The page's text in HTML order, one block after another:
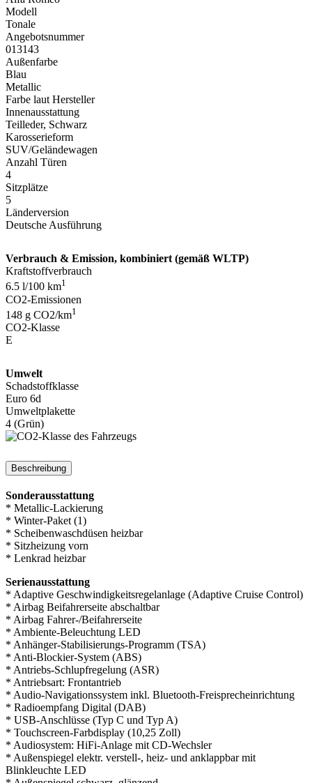
Modell
Tonale
Angebotsnummer
013143
Außenfarbe
Blau
Metallic
Farbe laut Hersteller
Innenausstattung
Teilleder, Schwarz
Karosserieform
SUV/Geländewagen
Anzahl Türen
4
Sitzplätze
5
Länderversion
Deutsche Ausführung
Verbrauch & Emission, kombiniert (gemäß WLTP)
Kraftstoffverbrauch
6.5 l/100 km1
CO2-Emissionen
148 g CO2/km1
CO2-Klasse
E
Umwelt
Schadstoffklasse
Euro 6d
Umweltplakette
4 (Grün)
Beschreibung
Sonderausstattung
* Metallic-Lackierung
* Winter-Paket (1)
* Scheibenwaschdüsen heizbar
* Sitzheizung vorn
* Lenkrad heizbar
Serienausstattung
* Adaptive Geschwindigkeitsregelanlage (Adaptive Cruise Control)
* Airbag Beifahrerseite abschaltbar
* Airbag Fahrer-/Beifahrerseite
* Ambiente-Beleuchtung LED
* Anhänger-Stabilisierungs-Programm (TSA)
* Anti-Blockier-System (ABS)
* Antriebs-Schlupfregelung (ASR)
* Antriebsart: Frontantrieb
* Audio-Navigationssystem inkl. Bluetooth-Freisprecheinrichtung
* Radioempfang Digital (DAB)
* USB-Anschlüsse (Typ C und Typ A)
* Touchscreen-Farbdisplay (10,25 Zoll)
* Audiosystem: HiFi-Anlage mit CD-Wechsler
* Außenspiegel elektr. verstell-, heiz- und anklappbar mit
Blinkleuchte LED